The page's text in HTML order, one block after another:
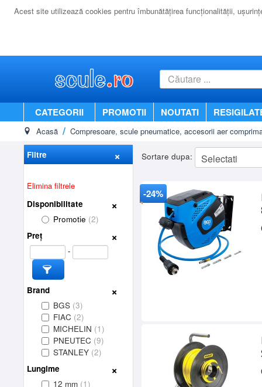
Acest site utilizează cookies pentru îmbunătăţirea funcţionalităţii,
CATEGORII PROMOTII NOUTATI
Acasă Compresoare, scule pneumatice, accesorii aer
Filtre
Elimina filtrele
Disponibilitate
Promotie (2)
Preț
-
Brand
BGS (3)
FIAC (2)
MICHELIN (1)
PNEUTEC (9)
STANLEY (2)
Lungime
12 mm (1)
Sortare dupa:
-24%